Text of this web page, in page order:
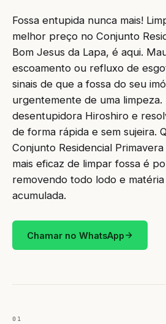
Fossa entupida nunca mais!
melhor preço no Conjunto
Bom Jesus da Lapa, é aqui.
escoamento ou refluxo de
sinais de que a fossa do seu
urgentemente de uma limpeza.
desentupidora Hiroshiro e
de forma rápida e sem sujeira.
Conjunto Residencial
mais eficaz de limpar fossa é
removendo todo lodo e
acumulada.
Chamar no WhatsApp
01